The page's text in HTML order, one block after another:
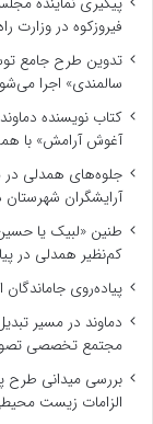
فیروزکوه در وزارت
تدوین طرح جامع
سالمندی» اجرا
کتاب نویسنده
آغوش آرامش» با
جلوه‌های همدلی در
آرایشگران شهرستان
کم‌نظیر همدلی در
پیاده‌روی
دماوند در مسیر
مجتمع تخصصی
بررسی میدانی طرح
الزامات زیست